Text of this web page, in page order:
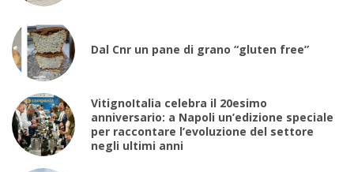
Dal Cnr un pane di grano “gluten free”
VitignoItalia celebra il 20esimo
anniversario: a Napoli un’edizione speciale
per raccontare l’evoluzione del settore
negli ultimi anni